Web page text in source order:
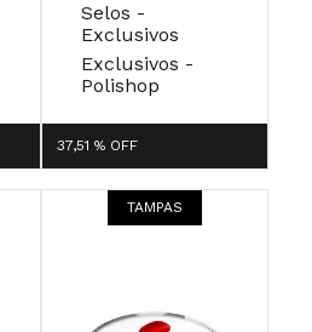
Selos -
Exclusivos
Exclusivos -
Polishop
37,51 % OFF
TAMPAS